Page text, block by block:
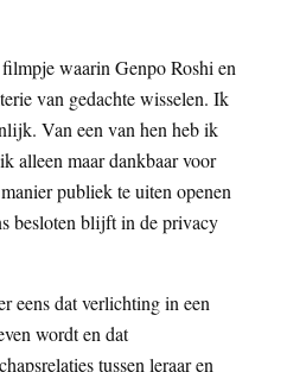
waarin Genpo Roshi en
van gedachte wisselen. Ik
Van een van hen heb ik
alleen maar dankbaar voor
publiek te uiten openen
besloten blijft in de privacy
eens dat verlichting in een
wordt en dat
tussen leraar en